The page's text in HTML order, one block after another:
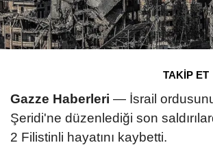
TAKİP ET
Gazze Haberleri — İsrail
Şeridi'ne düzenlediği son
2 Filistinli hayatını kaybetti.